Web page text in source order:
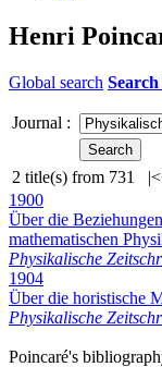
Henri
Global search
Journal :
2 title(s) from 731 |<
1900
Über die
mathematischen
Physikalische
1904
Über die horistische
Physikalische
Poincaré's